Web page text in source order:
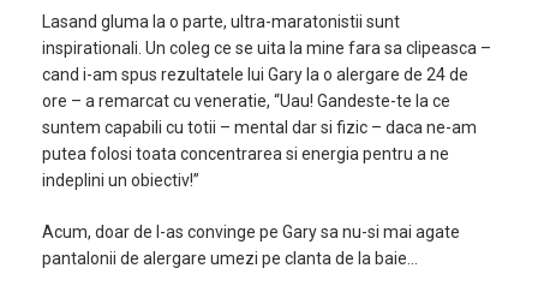
Lasand gluma la o parte, ultra-maratonistii sunt
inspirationali. Un coleg ce se uita la mine fara sa clipeasca –
cand i-am spus rezultatele lui Gary la o alergare de 24 de
ore – a remarcat cu veneratie, “Uau! Gandeste-te la ce
suntem capabili cu totii – mental dar si fizic – daca ne-am
putea folosi toata concentrarea si energia pentru a ne
indeplini un obiectiv!”
Acum, doar de l-as convinge pe Gary sa nu-si mai agate
pantalonii de alergare umezi pe clanta de la baie…